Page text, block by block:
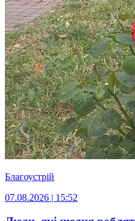
Благоустрій
07.08.2026 | 15:52